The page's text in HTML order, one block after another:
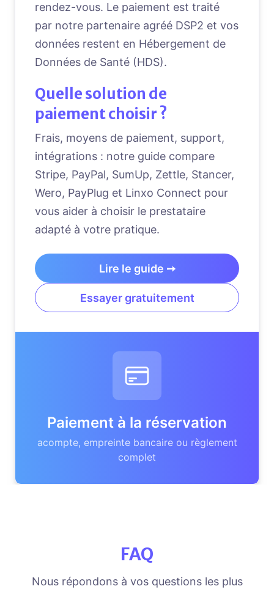
rendez-vous. Le paiement est traité
par notre partenaire agréé DSP2 et vos
données restent en Hébergement de
Données de Santé (HDS).
Quelle solution de
paiement choisir ?
Frais, moyens de paiement, support,
intégrations : notre guide compare
Stripe, PayPal, SumUp, Zettle, Stancer,
Wero, PayPlug et Linxo Connect pour
vous aider à choisir le prestataire
adapté à votre pratique.
Lire le guide ➙
Essayer gratuitement
Paiement à la réservation
acompte, empreinte bancaire ou règlement
complet
FAQ
Nous répondons à vos questions les plus